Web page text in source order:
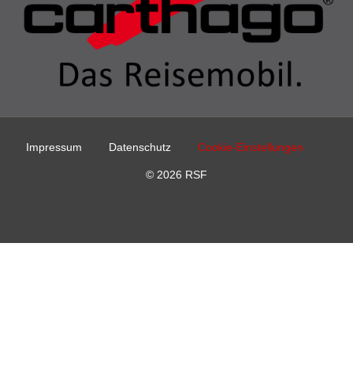
Impressum Datenschutz Cookie-Einstellungen
© 2026 RSF